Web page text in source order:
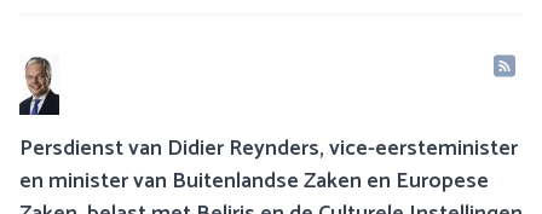
Persdienst van Didier Reynders, vice-eersteminister
en minister van Buitenlandse Zaken en Europese